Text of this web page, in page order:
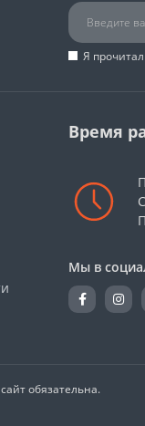
Я прочитал
Время
Мы в
обязательна.